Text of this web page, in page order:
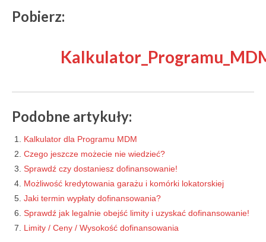
Pobierz:
Podobne artykuły:
Kalkulator dla Programu MDM
Czego jeszcze możecie nie wiedzieć?
Sprawdź czy dostaniesz dofinansowanie!
Możliwość kredytowania garażu i komórki lokatorskiej
Jaki termin wypłaty dofinansowania?
Sprawdź jak legalnie obejść limity i uzyskać dofinansowanie!
Limity / Ceny / Wysokość dofinansowania